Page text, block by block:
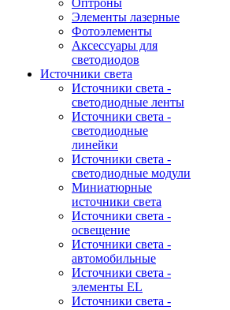
Оптроны
Элементы лазерные
Фотоэлементы
Аксессуары для
светодиодов
Источники света
Источники света -
светодиодные ленты
Источники света -
светодиодные
линейки
Источники света -
светодиодные модули
Миниатюрные
источники света
Источники света -
освещение
Источники света -
автомобильные
Источники света -
элементы EL
Источники света -